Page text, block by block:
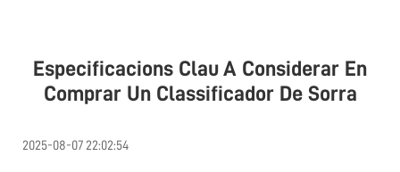
Especificacions Clau A Considerar En
Comprar Un Classificador De Sorra
2025-08-07 22:02:54